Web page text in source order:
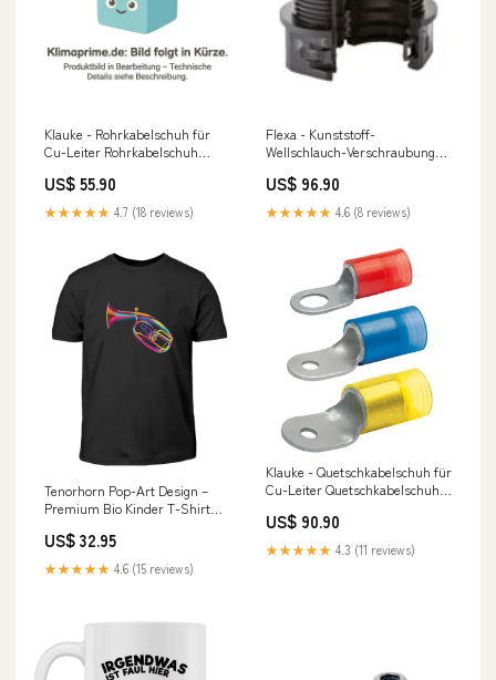
Klauke - Rohrkabelschuh für
Cu-Leiter Rohrkabelschuh
Stück PCA-M35KA
US$ 55.90
★★★★★ 4.7 (18 reviews)
Flexa - Kunststoff-
Wellschlauch-Verschraubung
RQG-Duo-M AD42,5-M50
schwarz − 5 Stück SCOP
US$ 96.90
★★★★★ 4.6 (8 reviews)
Tenorhorn Pop-Art Design –
Premium Bio Kinder T-Shirt
US$ 32.95
★★★★★ 4.6 (15 reviews)
Klauke - Quetschkabelschuh für
Cu-Leiter Quetschkabelschuh
Stück Mitsubishi Electric SEZ-
M50DA
US$ 90.90
★★★★★ 4.3 (11 reviews)